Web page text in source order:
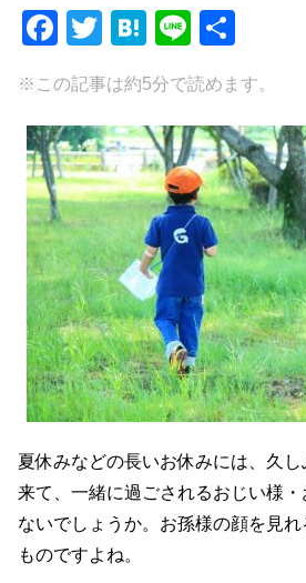
F
c
e
b
o
o
k
T
tt
er
H
e
n
a
Li
e
※この記事は約5分で読めます。
夏休みなどの長いお休みには、久
来て、一緒に過ごされるおじい様
ないでしょうか。お孫様の顔を見
ものですよね。